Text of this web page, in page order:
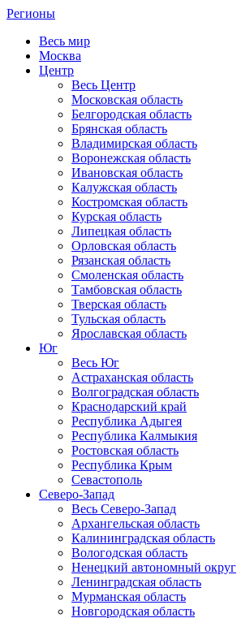
Регионы
Весь мир
Москва
Центр
Весь Центр
Московская область
Белгородская область
Брянская область
Владимирская область
Воронежская область
Ивановская область
Калужская область
Костромская область
Курская область
Липецкая область
Орловская область
Рязанская область
Смоленская область
Тамбовская область
Тверская область
Тульская область
Ярославская область
Юг
Весь Юг
Астраханская область
Волгоградская область
Краснодарский край
Республика Адыгея
Республика Калмыкия
Ростовская область
Республика Крым
Севастополь
Северо-Запад
Весь Северо-Запад
Архангельская область
Калининградская область
Вологодская область
Ненецкий автономный округ
Ленинградская область
Мурманская область
Новгородская область